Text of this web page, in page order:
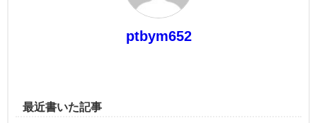
ptbym652
最近書いた記事